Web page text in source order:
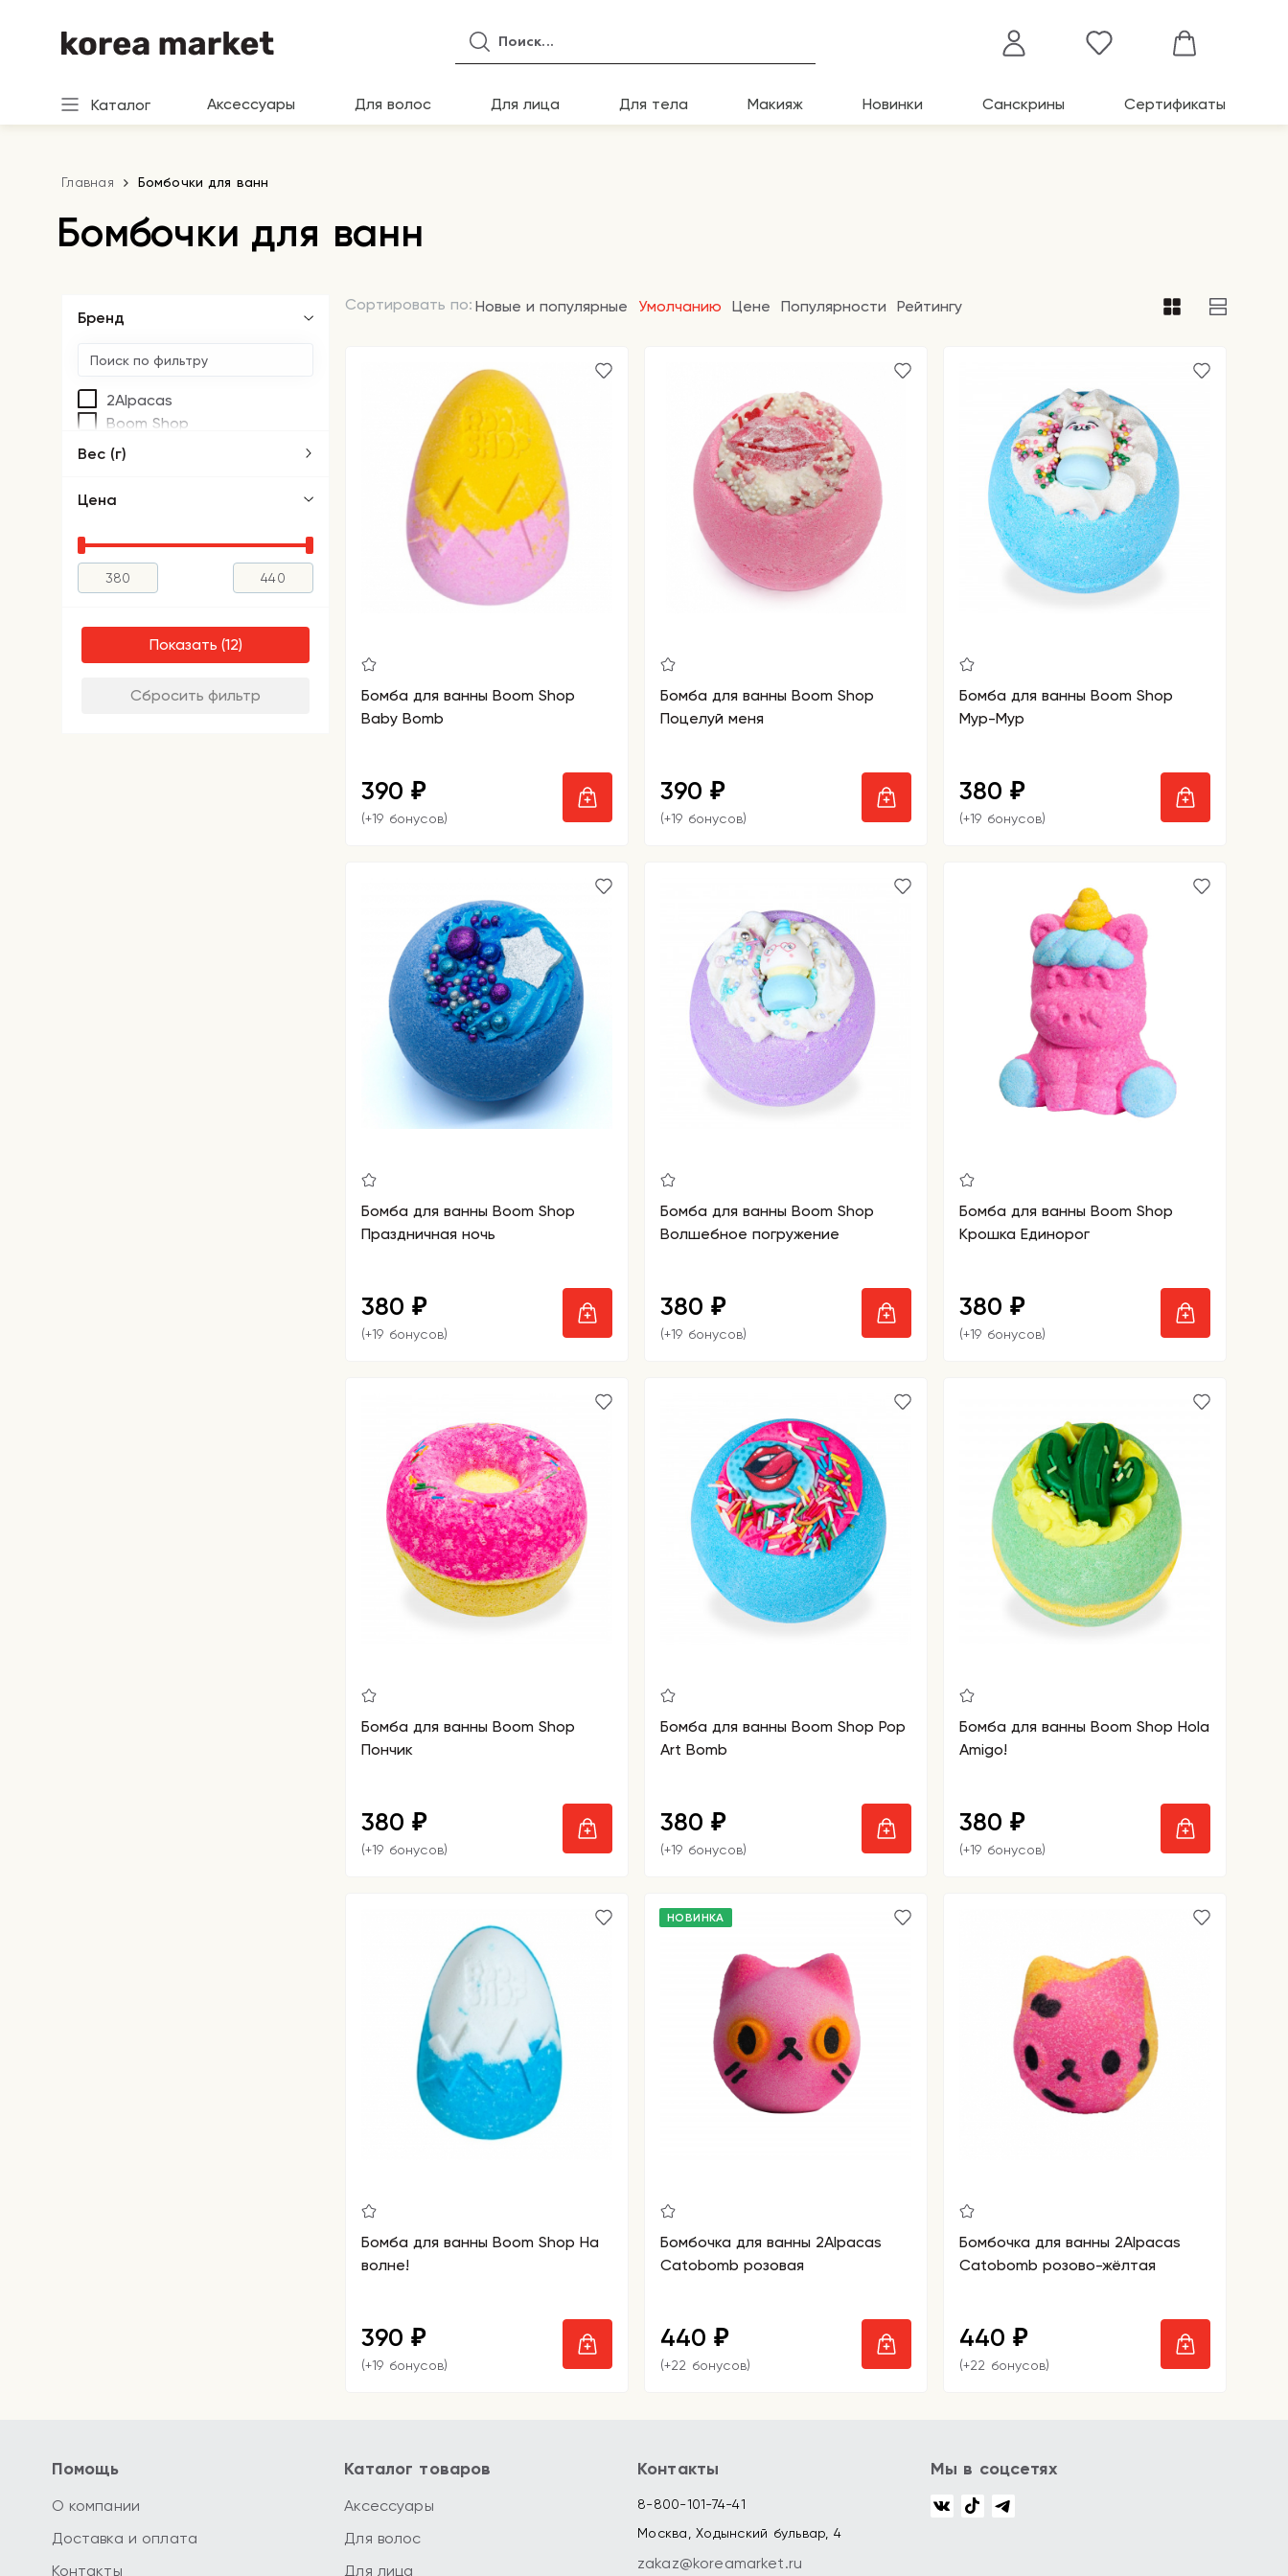
Каталог Аксессуары Для волос Для лица Для тела Макияж Новинки Санскрины Сертификаты
Главная Бомбочки для ванн
Бомбочки для ванн
Сортировать по: Новые и популярные Умолчанию Цене Популярности Рейтингу
Бомба для ванны Boom Shop
Baby Bomb
390 ₽
(+19 бонусов)
Бомба для ванны Boom Shop
Поцелуй меня
390 ₽
(+19 бонусов)
Бомба для ванны Boom Shop
Мур-Мур
380 ₽
(+19 бонусов)
Бомба для ванны Boom Shop
Праздничная ночь
380 ₽
(+19 бонусов)
Бомба для ванны Boom Shop
Волшебное погружение
380 ₽
(+19 бонусов)
Бомба для ванны Boom Shop
Крошка Единорог
380 ₽
(+19 бонусов)
Бомба для ванны Boom Shop
Пончик
380 ₽
(+19 бонусов)
Бомба для ванны Boom Shop Pop
Art Bomb
380 ₽
(+19 бонусов)
Бомба для ванны Boom Shop Hola
Amigo!
380 ₽
(+19 бонусов)
Бомба для ванны Boom Shop На
волне!
390 ₽
(+19 бонусов)
НОВИНКА
Бомбочка для ванны 2Alpacas
Catobomb розовая
440 ₽
(+22 бонусов)
Бомбочка для ванны 2Alpacas
Catobomb розово-жёлтая
440 ₽
(+22 бонусов)
Бренд
2Alpacas
Boom Shop
Вес (г)
Цена
Показать
Сбросить фильтр
Помощь
О компании
Доставка и оплата
Контакты
Каталог товаров
Аксессуары
Для волос
Для лица
Контакты
8-800-101-74-41
Москва, Ходынский бульвар, 4
zakaz@koreamarket.ru
Мы в соцсетях